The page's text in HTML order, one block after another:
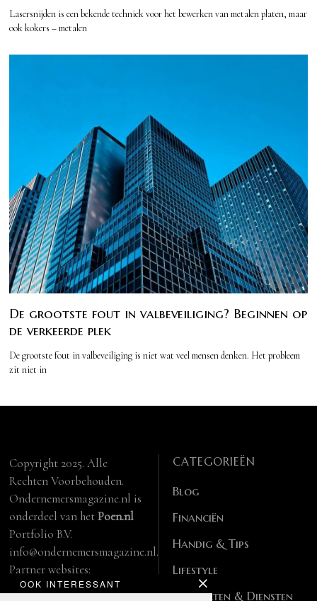
OOK INTERESSANT
Lasersnijden is een bekende techniek voor het bewerken van metalen platen, maar
ook kokers – metalen
De grootste fout in valbeveiliging? Beginnen op
de verkeerde plek
De grootste fout in valbeveiliging is niet wat veel mensen denken. Het probleem
zit niet in
Copyright 2025. Alle
Rechten Voorbehouden.
Ondernemersmagazine.nl is
onderdeel van hetPoen.nl
Portfolio B.V.
info@ondernemersmagazine.nl.
Partner websites:
manbase.nl
CATEGORIEËN
Blog
Financiën
Handig & Tips
Lifestyle
Producten & Diensten